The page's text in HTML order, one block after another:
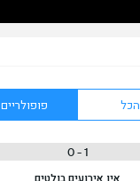
הכל פופולריים
1 - 0
אין אירועים בולטים